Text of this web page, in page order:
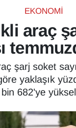
EKONOMİ
araç
şarj soket
yaklaşık
bin 682'ye
Vakitleri
Haritası
Durumu ve